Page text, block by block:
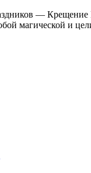
—
магической и